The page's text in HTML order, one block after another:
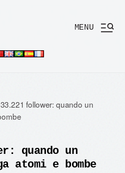
MENU
33.221 follower: quando un
quando un
atomi e bombe